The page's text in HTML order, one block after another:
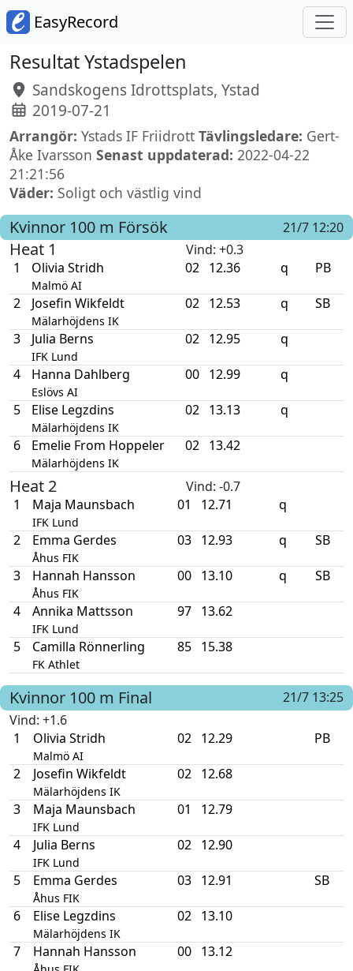
EasyRecord
Resultat Ystadspelen
Sandskogens Idrottsplats, Ystad
2019-07-21
Arrangör: Ystads IF Friidrott Tävlingsledare: Gert-
Åke Ivarsson Senast uppdaterad: 2022-04-22
21:21:56
Väder: Soligt och västlig vind
Kvinnor 100 m Försök 21/7 12:20
Heat 1 Vind: +0.3
1
Olivia Stridh
Malmö AI
02 12.36 q PB
2 Josefin Wikfeldt
Mälarhöjdens IK
02 12.53 q SB
3 Julia Berns
IFK Lund
02 12.95 q
4 Hanna Dahlberg
Eslövs AI
00 12.99 q
5 Elise Legzdins
Mälarhöjdens IK
02 13.13 q
6 Emelie From Hoppeler
Mälarhöjdens IK
02 13.42
Heat 2 Vind: -0.7
1
Maja Maunsbach
IFK Lund
01 12.71 q
2 Emma Gerdes
Åhus FIK
03 12.93 q SB
3 Hannah Hansson
Åhus FIK
00 13.10 q SB
4 Annika Mattsson
IFK Lund
97 13.62
5 Camilla Rönnerling
FK Athlet
85 15.38
Kvinnor 100 m Final
21/7 13:25
Vind: +1.6
1
Olivia Stridh
Malmö AI
02 12.29 PB
2 Josefin Wikfeldt
Mälarhöjdens IK
02 12.68
3 Maja Maunsbach
IFK Lund
01 12.79
4 Julia Berns
IFK Lund
02 12.90
5 Emma Gerdes
Åhus FIK
03 12.91 SB
6 Elise Legzdins
Mälarhöjdens IK
02 13.10
7 Hannah Hansson 00 13.12